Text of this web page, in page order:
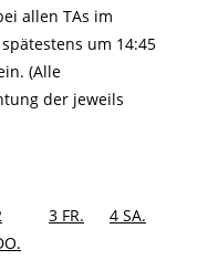
allen TAs im
um 14:45
(Alle
der jeweils
3 FR. 4 SA.